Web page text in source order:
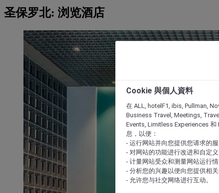
圣保罗北: 浏览酒店
Cookie 與個人資料
在 ALL, hotelF1, ibis, Pullman,
Business Travel, Meetings,
Events, Limitless Experiences 和
息，以便：
- 运行网站并向您提供您请求的
- 对网站的功能进行改进和自定义
- 计量网站受众和测量网站运行
- 分析您的兴趣以便向您提供相
- 允许您与社交网络进行互动。